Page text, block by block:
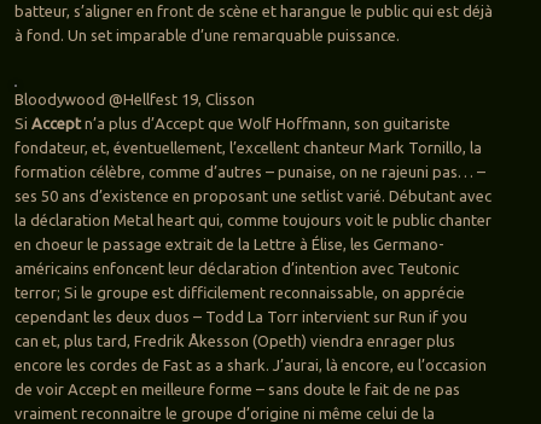
batteur, s’aligner en front de scène et harangue le public qui est déjà
à fond. Un set imparable d’une remarquable puissance.
Bloodywood @Hellfest 19, Clisson
Si Acceptn’a plus d’Accept que Wolf Hoffmann, son guitariste
fondateur, et, éventuellement, l’excellent chanteur Mark Tornillo, la
formation célèbre, comme d’autres – punaise, on ne rajeuni pas… –
ses 50 ans d’existence en proposant une setlist varié. Débutant avec
la déclaration Metal heart qui, comme toujours voit le public chanter
en choeur le passage extrait de la Lettre à Élise, les Germano-
américains enfoncent leur déclaration d’intention avec Teutonic
terror; Si le groupe est difficilement reconnaissable, on apprécie
cependant les deux duos – Todd La Torr intervient sur Run if you
can et, plus tard, Fredrik Åkesson (Opeth) viendra enrager plus
encore les cordes de Fast as a shark. J’aurai, là encore, eu l’occasion
de voir Accept en meilleure forme – sans doute le fait de ne pas
vraiment reconnaitre le groupe d’origine ni même celui de la